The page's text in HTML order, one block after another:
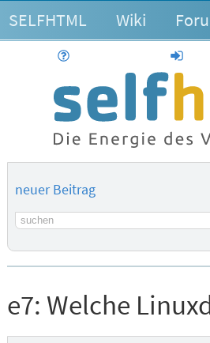
SELFHTML Wiki
neuer Beitrag
Suchbegriff
e7: Welche